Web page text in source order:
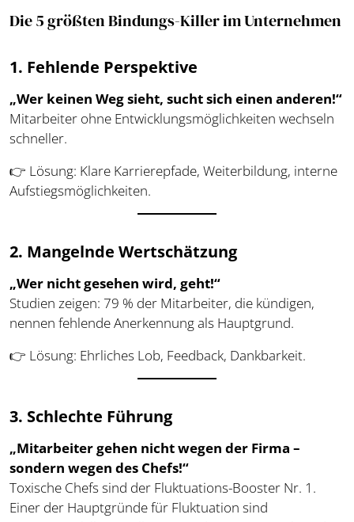
Die 5 größten Bindungs-Killer im Unternehmen
1. Fehlende Perspektive
„Wer keinen Weg sieht, sucht sich einen anderen!“
Mitarbeiter ohne Entwicklungsmöglichkeiten wechseln
schneller.
👉 Lösung: Klare Karrierepfade, Weiterbildung, interne
Aufstiegsmöglichkeiten.
2. Mangelnde Wertschätzung
„Wer nicht gesehen wird, geht!“
Studien zeigen: 79 % der Mitarbeiter, die kündigen,
nennen fehlende Anerkennung als Hauptgrund.
👉 Lösung: Ehrliches Lob, Feedback, Dankbarkeit.
3. Schlechte Führung
„Mitarbeiter gehen nicht wegen der Firma –
sondern wegen des Chefs!“
Toxische Chefs sind der Fluktuations-Booster Nr. 1.
Einer der Hauptgründe für Fluktuation sind